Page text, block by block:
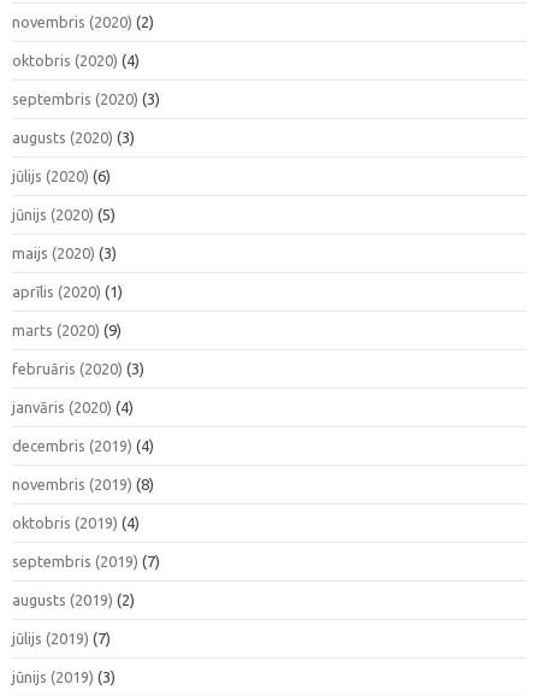
novembris (2020) (2)
oktobris (2020) (4)
septembris (2020) (3)
augusts (2020) (3)
jūlijs (2020) (6)
jūnijs (2020) (5)
maijs (2020) (3)
aprīlis (2020) (1)
marts (2020) (9)
februāris (2020) (3)
janvāris (2020) (4)
decembris (2019) (4)
novembris (2019) (8)
oktobris (2019) (4)
septembris (2019) (7)
augusts (2019) (2)
jūlijs (2019) (7)
jūnijs (2019) (3)